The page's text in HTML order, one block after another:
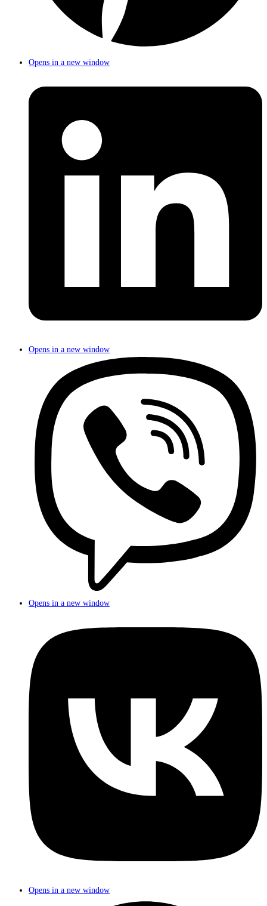
Opens in a new window
Opens in a new window
Opens in a new window
Opens in a new window